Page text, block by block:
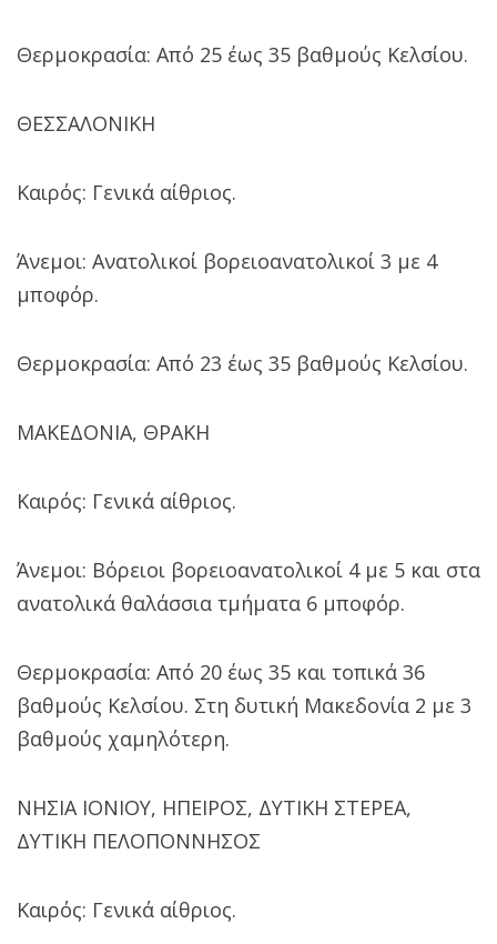
Θερμοκρασία: Από 25 έως 35 βαθμούς Κελσίου.
ΘΕΣΣΑΛΟΝΙΚΗ
Καιρός: Γενικά αίθριος.
Άνεμοι: Ανατολικοί βορειοανατολικοί 3 με 4
μποφόρ.
Θερμοκρασία: Από 23 έως 35 βαθμούς Κελσίου.
ΜΑΚΕΔΟΝΙΑ, ΘΡΑΚΗ
Καιρός: Γενικά αίθριος.
Άνεμοι: Βόρειοι βορειοανατολικοί 4 με 5 και στα
ανατολικά θαλάσσια τμήματα 6 μποφόρ.
Θερμοκρασία: Από 20 έως 35 και τοπικά 36
βαθμούς Κελσίου. Στη δυτική Μακεδονία 2 με 3
βαθμούς χαμηλότερη.
ΝΗΣΙΑ ΙΟΝΙΟΥ, ΗΠΕΙΡΟΣ, ΔΥΤΙΚΗ ΣΤΕΡΕΑ,
ΔΥΤΙΚΗ ΠΕΛΟΠΟΝΝΗΣΟΣ
Καιρός: Γενικά αίθριος.